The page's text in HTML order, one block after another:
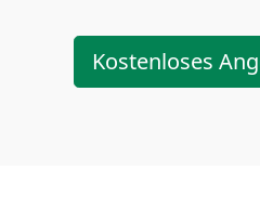
Kostenloses